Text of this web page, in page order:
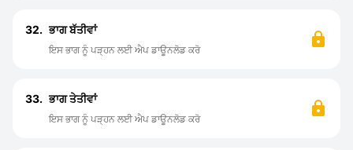
32. ਭਾਗ ਬੱਤੀਵਾਂ
ਇਸ ਭਾਗ ਨੂੰ ਪੜ੍ਹਨ ਲਈ ਐਪ ਡਾਊਨਲੋਡ ਕਰੋ
33. ਭਾਗ ਤੇਤੀਵਾਂ
ਇਸ ਭਾਗ ਨੂੰ ਪੜ੍ਹਨ ਲਈ ਐਪ ਡਾਊਨਲੋਡ ਕਰੋ